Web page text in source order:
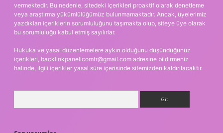
vermektedir. Bu nedenle, sitedeki içerikleri proaktif olarak denetleme
veya araştırma yükümlülüğümüz bulunmamaktadır. Ancak, üyelerimiz
yazdıkları içeriklerin sorumluluğunu taşımakta olup, siteye üye olarak
bu sorumluluğu kabul etmiş sayılırlar.
Hukuka ve yasal düzenlemelere aykırı olduğunu düşündüğünüz
içerikleri, backlinkpanelicomtr@gmail.com adresine bildirmeniz
halinde, ilgili içerikler yasal süre içerisinde sitemizden kaldırılacaktır.